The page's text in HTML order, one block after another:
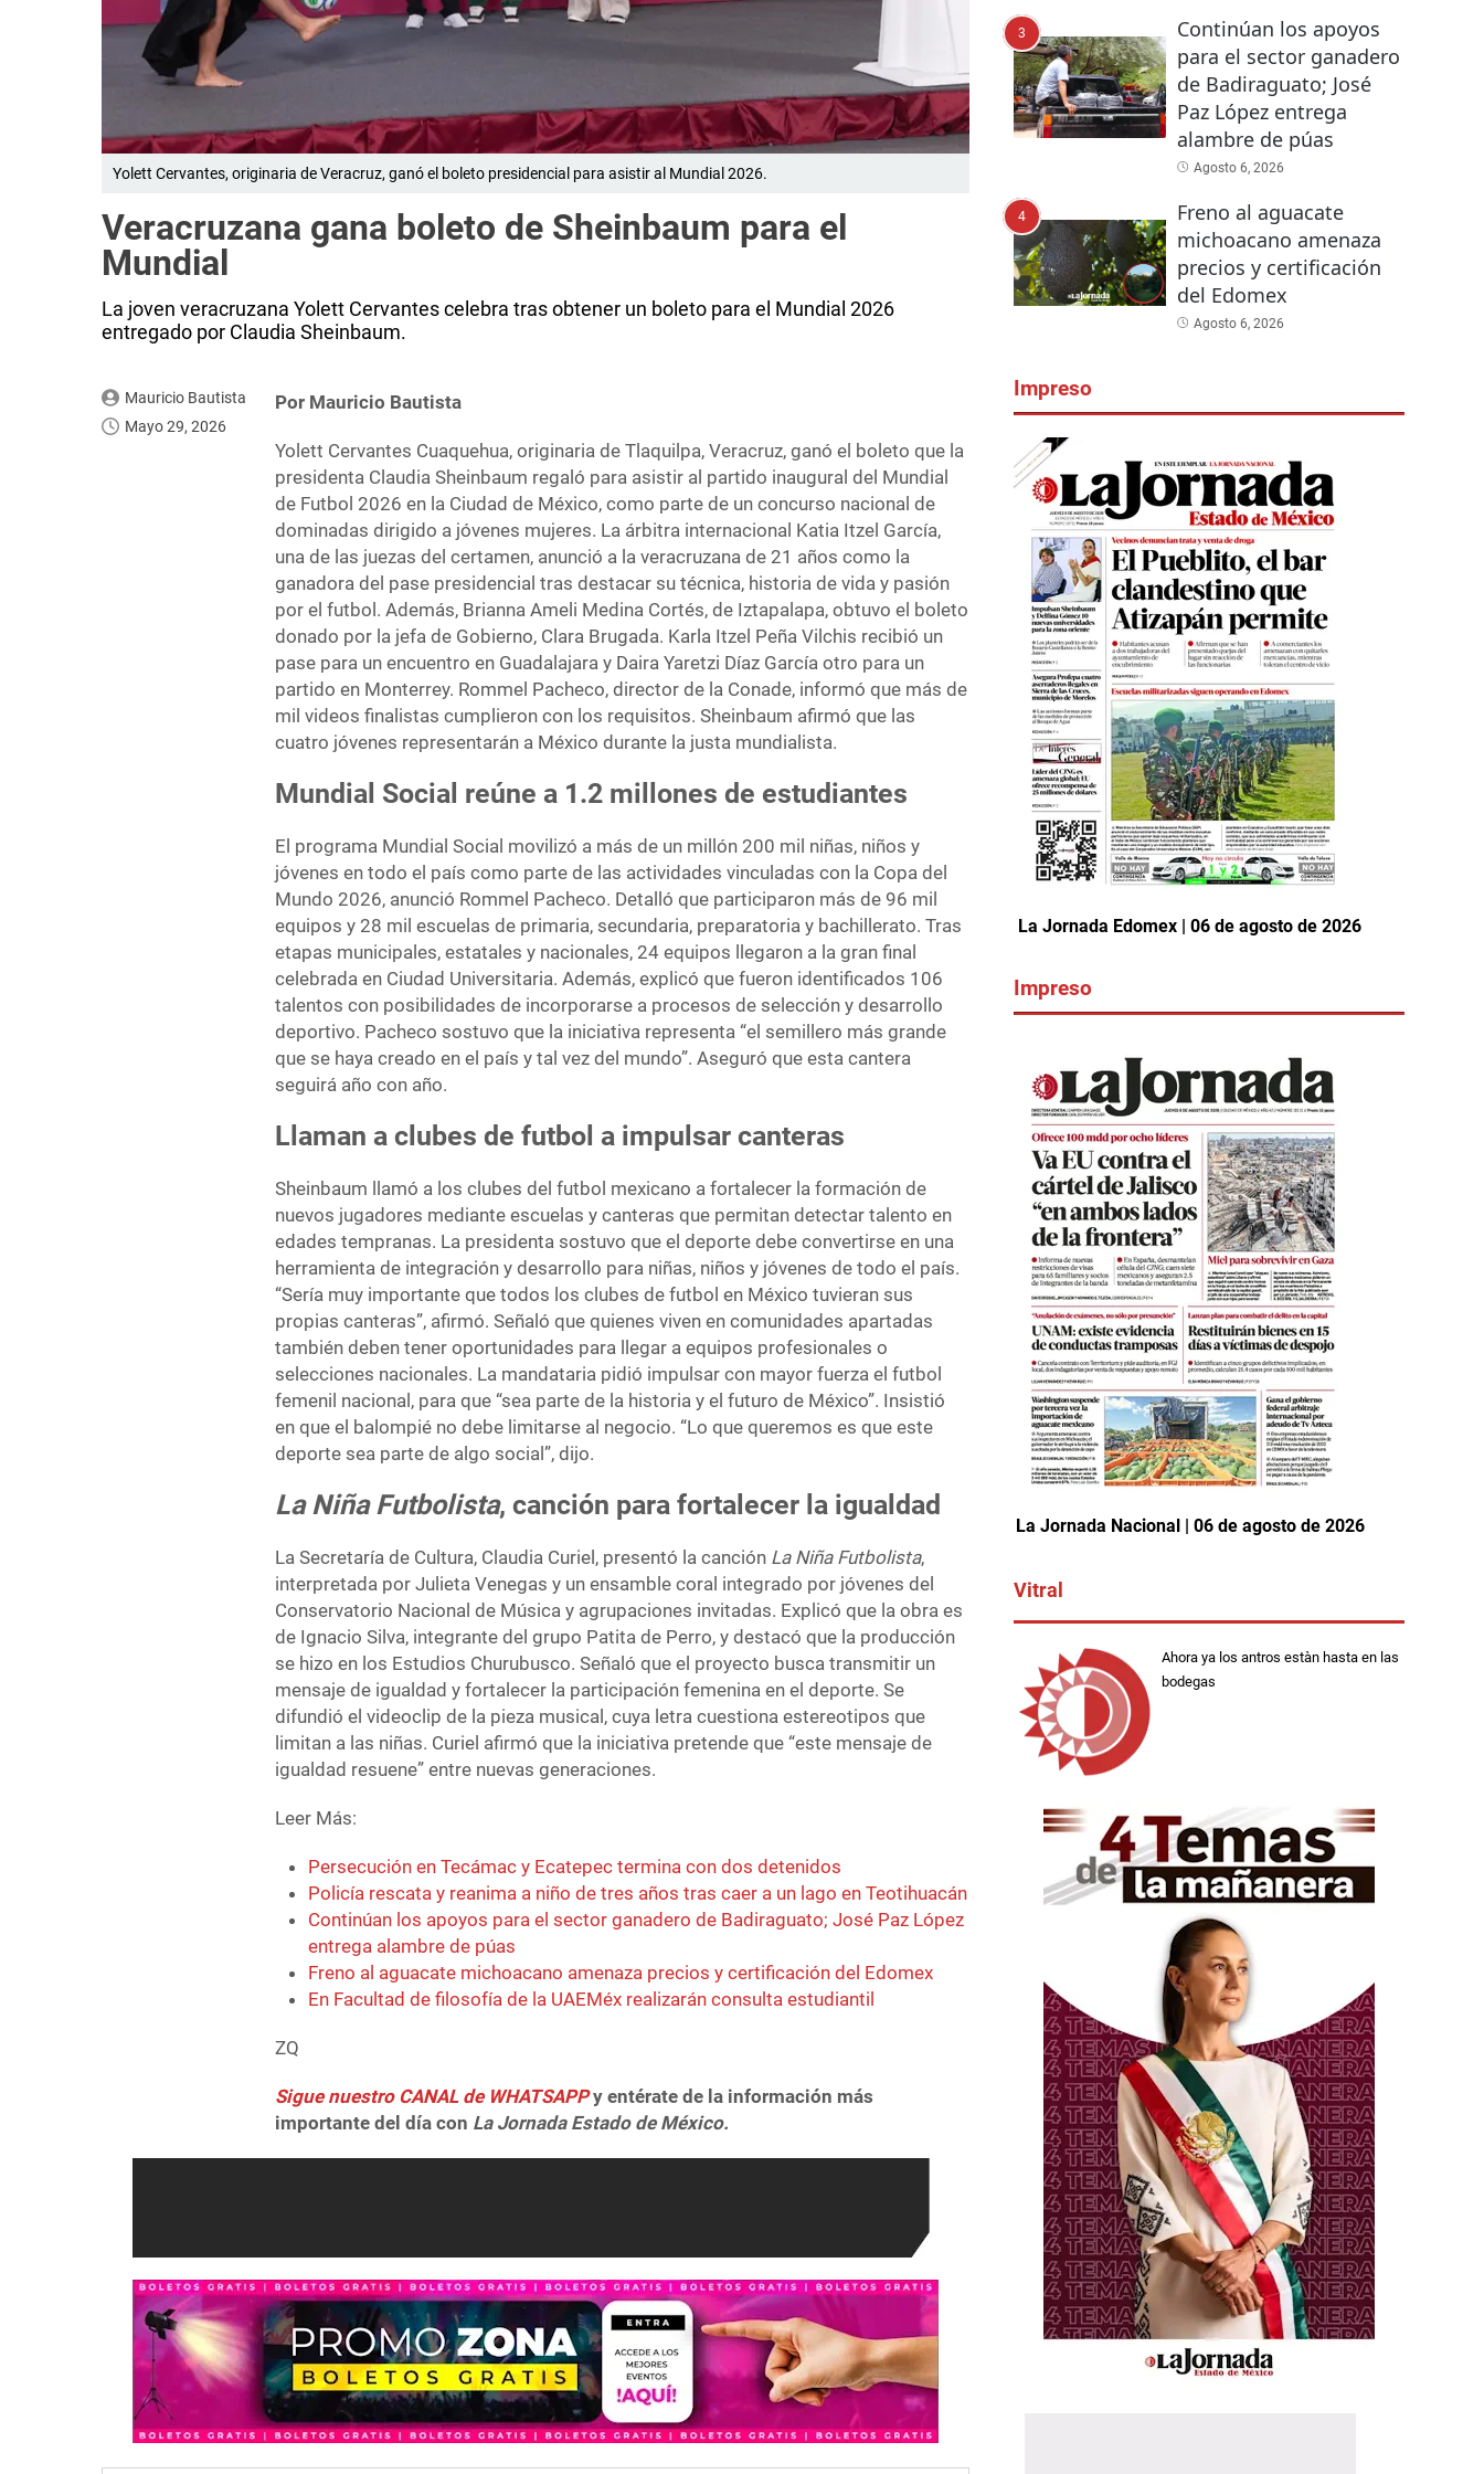
Yolett Cervantes, originaria de Veracruz, ganó el boleto presidencial para asistir al Mundial 2026.
Veracruzana gana boleto de Sheinbaum para el
Mundial
La joven veracruzana Yolett Cervantes celebra tras obtener un boleto para el Mundial 2026
entregado por Claudia Sheinbaum.
Mauricio Bautista
Mayo 29, 2026
Por Mauricio Bautista
Yolett Cervantes Cuaquehua, originaria de Tlaquilpa, Veracruz, ganó el boleto que la
presidenta Claudia Sheinbaum regaló para asistir al partido inaugural del Mundial
de Futbol 2026 en la Ciudad de México, como parte de un concurso nacional de
dominadas dirigido a jóvenes mujeres. La árbitra internacional Katia Itzel García,
una de las juezas del certamen, anunció a la veracruzana de 21 años como la
ganadora del pase presidencial tras destacar su técnica, historia de vida y pasión
por el futbol. Además, Brianna Ameli Medina Cortés, de Iztapalapa, obtuvo el boleto
donado por la jefa de Gobierno, Clara Brugada. Karla Itzel Peña Vilchis recibió un
pase para un encuentro en Guadalajara y Daira Yaretzi Díaz García otro para un
partido en Monterrey. Rommel Pacheco, director de la Conade, informó que más de
mil videos finalistas cumplieron con los requisitos. Sheinbaum afirmó que las
cuatro jóvenes representarán a México durante la justa mundialista.
Mundial Social reúne a 1.2 millones de estudiantes
El programa Mundial Social movilizó a más de un millón 200 mil niñas, niños y
jóvenes en todo el país como parte de las actividades vinculadas con la Copa del
Mundo 2026, anunció Rommel Pacheco. Detalló que participaron más de 96 mil
equipos y 28 mil escuelas de primaria, secundaria, preparatoria y bachillerato. Tras
etapas municipales, estatales y nacionales, 24 equipos llegaron a la gran final
celebrada en Ciudad Universitaria. Además, explicó que fueron identificados 106
talentos con posibilidades de incorporarse a procesos de selección y desarrollo
deportivo. Pacheco sostuvo que la iniciativa representa “el semillero más grande
que se haya creado en el país y tal vez del mundo”. Aseguró que esta cantera
seguirá año con año.
Llaman a clubes de futbol a impulsar canteras
Sheinbaum llamó a los clubes del futbol mexicano a fortalecer la formación de
nuevos jugadores mediante escuelas y canteras que permitan detectar talento en
edades tempranas. La presidenta sostuvo que el deporte debe convertirse en una
herramienta de integración y desarrollo para niñas, niños y jóvenes de todo el país.
“Sería muy importante que todos los clubes de futbol en México tuvieran sus
propias canteras”, afirmó. Señaló que quienes viven en comunidades apartadas
también deben tener oportunidades para llegar a equipos profesionales o
selecciones nacionales. La mandataria pidió impulsar con mayor fuerza el futbol
femenil nacional, para que “sea parte de la historia y el futuro de México”. Insistió
en que el balompié no debe limitarse al negocio. “Lo que queremos es que este
deporte sea parte de algo social”, dijo.
La Niña Futbolista, canción para fortalecer la igualdad
La Secretaría de Cultura, Claudia Curiel, presentó la canción La Niña Futbolista,
interpretada por Julieta Venegas y un ensamble coral integrado por jóvenes del
Conservatorio Nacional de Música y agrupaciones invitadas. Explicó que la obra es
de Ignacio Silva, integrante del grupo Patita de Perro, y destacó que la producción
se hizo en los Estudios Churubusco. Señaló que el proyecto busca transmitir un
mensaje de igualdad y fortalecer la participación femenina en el deporte. Se
difundió el videoclip de la pieza musical, cuya letra cuestiona estereotipos que
limitan a las niñas. Curiel afirmó que la iniciativa pretende que “este mensaje de
igualdad resuene” entre nuevas generaciones.
Leer Más:
Persecución en Tecámac y Ecatepec termina con dos detenidos
Policía rescata y reanima a niño de tres años tras caer a un lago en Teotihuacán
Continúan los apoyos para el sector ganadero de Badiraguato; José Paz López
entrega alambre de púas
Freno al aguacate michoacano amenaza precios y certificación del Edomex
En Facultad de filosofía de la UAEMéx realizarán consulta estudiantil
ZQ
Sigue nuestro CANAL de WHATSAPPy entérate de la información más
importante del día con La Jornada Estado de México.
3
Continúan los apoyos
para el sector ganadero
de Badiraguato; José
Paz López entrega
alambre de púas
Agosto 6, 2026
4
Freno al aguacate
michoacano amenaza
precios y certificación
del Edomex
Agosto 6, 2026
Impreso
La Jornada Edomex | 06 de agosto de 2026
Impreso
La Jornada Nacional | 06 de agosto de 2026
Vitral
Ahora ya los antros estàn hasta en las
bodegas